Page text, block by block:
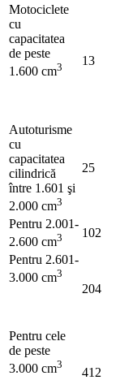
Motociclete
cu
capacitatea
de peste
1.600 cm3 13
Autoturisme
cu
capacitatea
cilindrică
între 1.601 şi
2.000 cm3
25
Pentru 2.001-
2.600 cm3 102
Pentru 2.601-
3.000 cm3
204
Pentru cele
de peste
3.000 cm3
412